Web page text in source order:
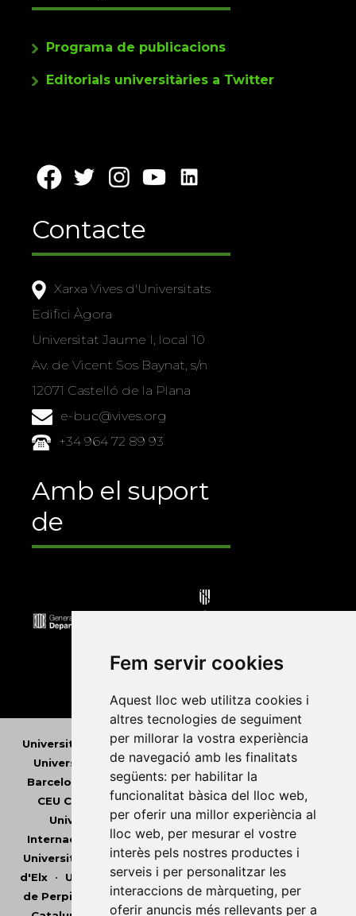
Fem servir cookies
Aquest lloc web utilitza cookies i
altres tecnologies de seguiment
per millorar la vostra experiència
de navegació amb les finalitats
següents: per habilitar la
funcionalitat bàsica del lloc web,
per oferir una millor experiència al
lloc web, per mesurar el vostre
interès pels nostres productes i
serveis i per personalitzar les
interaccions de màrqueting, per
oferir anuncis més rellevants per a
Programa de publicacions
Editorials universitàries a Twitter
Contacte
Xarxa Vives d'Universitats
Edifici Àgora
Universitat Jaume I, local 10
Av. de Vicent Sos Baynat, s/n
12071 Castelló de la Plana
e-buc@vives.org
+34 964 72 89 93
Amb el suport
de
Universitat Abat Oliba CEU • Universitat d'Alacant
Universitat d'Andorra•Universitat Autònoma de
Barcelona
Universitat de Barcelona •
CEU Cardenal Herrera•Universitat de Girona•
Universitat de les Illes Balears•Universitat
Internacional de Catalunya•Universitat Jaume I
Universitat de Lleida•Universitat Miguel Hernández
d'Elx• Universitat Oberta de Catalunya•Universitat
de Perpinyà Via Domitia•Universitat Politècnica de